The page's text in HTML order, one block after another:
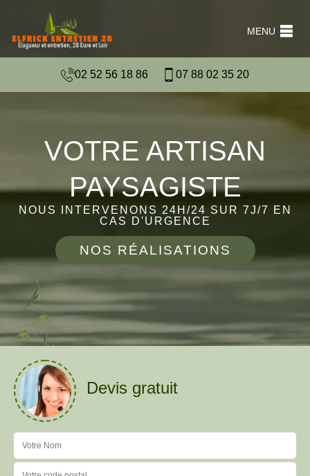
MENU
02 52 56 18 86 07 88 02 35 20
VOTRE ARTISAN
PAYSAGISTE
NOUS INTERVENONS 24H/24 SUR 7J/7 EN
CAS D'URGENCE
NOS RÉALISATIONS
Devis gratuit